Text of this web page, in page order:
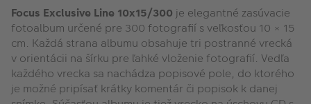
Focus Exclusive Line 10x15/300 je elegantné zasúvacie
fotoalbum určené pre 300 fotografií s veľkosťou 10 × 15
cm. Každá strana albumu obsahuje tri postranné vrecká
v orientácii na šírku pre ľahké vloženie fotografií. Vedľa
každého vrecka sa nachádza popisové pole, do ktorého
je možné pripísať krátky komentár či popisok k danej